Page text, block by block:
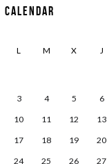
Calendar
L M X J
3
4 5 6
10
11 12 13
17
18 19 20
24
25 26 27